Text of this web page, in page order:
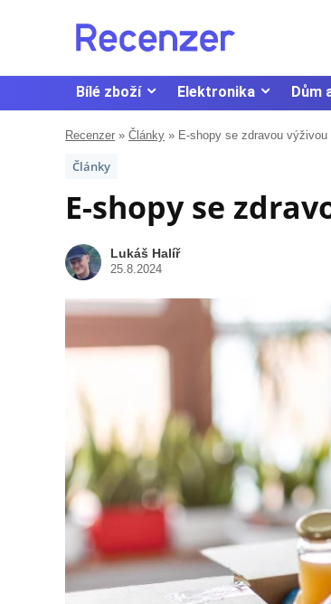
Bílé zboží Elektronika Dům
Recenzer » Články » E-shopy se zdravou výživou
Články
E-shopy se
Lukáš Halíř
25.8.2024